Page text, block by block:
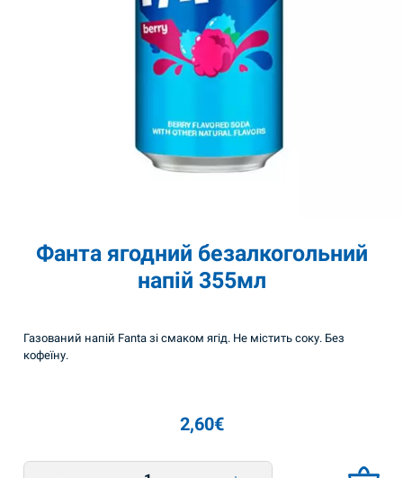
Фанта ягодний безалкогольний
напій 355мл
Газований напій Fanta зі смаком ягід. Не містить соку. Без
кофеїну.
2,60€